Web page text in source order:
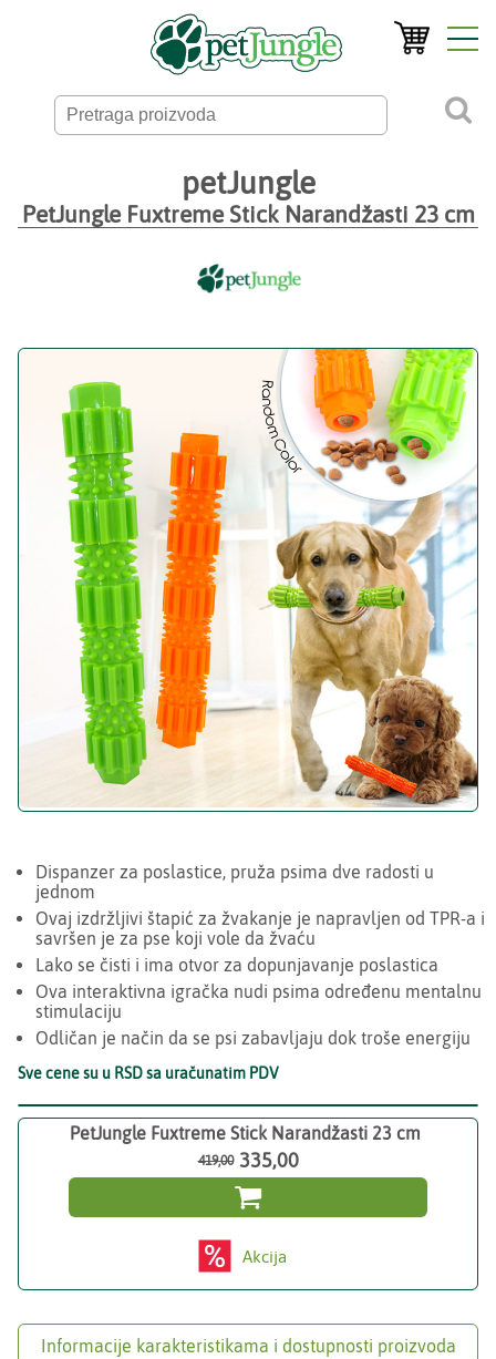
petJungle
PetJungle Fuxtreme Stick Narandžasti 23 cm
Dispanzer za poslastice, pruža psima dve radosti u
jednom
Ovaj izdržljivi štapić za žvakanje je napravljen od TPR-a i
savršen je za pse koji vole da žvaću
Lako se čisti i ima otvor za dopunjavanje poslastica
Ova interaktivna igračka nudi psima određenu mentalnu
stimulaciju
Odličan je način da se psi zabavljaju dok troše energiju
Sve cene su u RSD sa uračunatim PDV
PetJungle Fuxtreme Stick Narandžasti 23 cm
419,00 335,00

Akcija
Informacije karakteristikama i dostupnosti proizvoda